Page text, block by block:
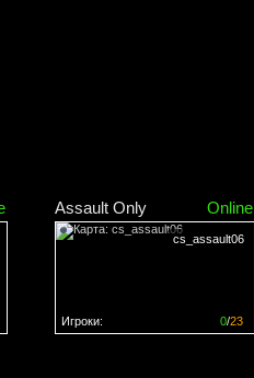
Assault Only Online
cs_assault06
0/23
Игроки: